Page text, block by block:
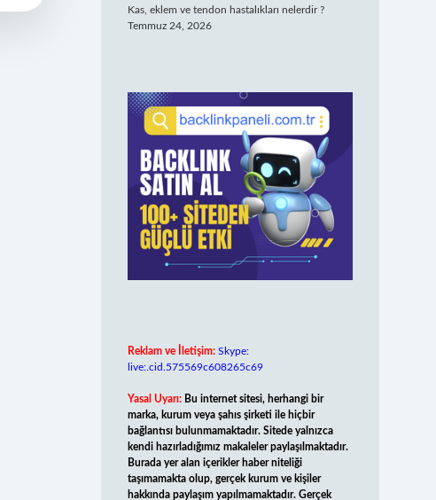
Kas, eklem ve tendon hastalıkları nelerdir ?
Temmuz 24, 2026
Reklam ve İletişim: Skype:
live:.cid.575569c608265c69
Yasal Uyarı: Bu internet sitesi, herhangi bir
marka, kurum veya şahıs şirketi ile hiçbir
bağlantısı bulunmamaktadır. Sitede yalnızca
kendi hazırladığımız makaleler paylaşılmaktadır.
Burada yer alan içerikler haber niteliği
taşımamakta olup, gerçek kurum ve kişiler
hakkında paylaşım yapılmamaktadır. Gerçek